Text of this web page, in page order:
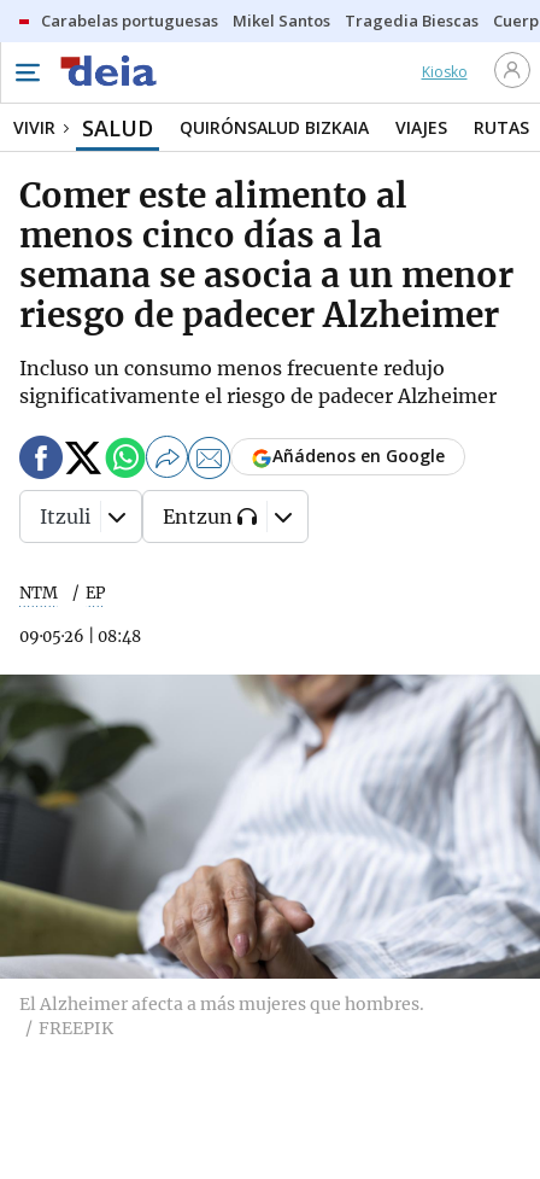
Carabelas portuguesas Mikel Santos Tragedia Biescas
Kiosko
VIVIR SALUD QUIRÓNSALUD BIZKAIA VIAJES RUTAS
Comer este alimento al
menos cinco días a la
semana se asocia a un menor
riesgo de padecer Alzheimer
Incluso un consumo menos frecuente redujo
significativamente el riesgo de padecer Alzheimer
NTM EP
09·05·26 08:48
Añádenos en Google
Itzuli Entzun
El Alzheimer afecta a más mujeres que hombres.
FREEPIK